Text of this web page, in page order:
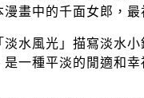
畫中的千面女郎，
淡水風光」描寫淡水
一種平淡的閒適和幸